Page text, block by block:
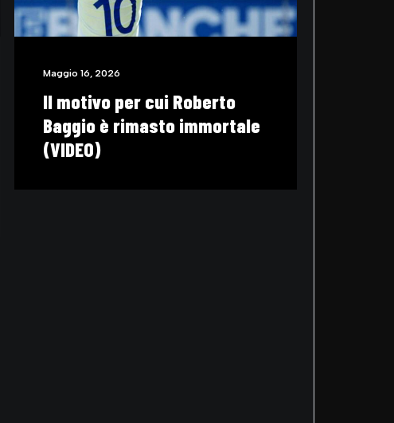
Maggio 13, 2026
Il Southampton manda uno
dei suoi a spiare il